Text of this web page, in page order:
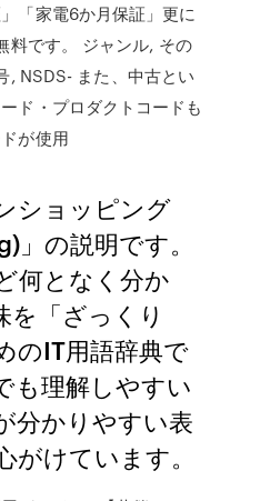
「家電6か月保証」更に
です。 ジャンル, その
, NSDS- また、中古とい
ド・プロダクトコードも
が使用
ショッピング
の説明です。
何となく分か
を「ざっくり
のIT用語辞典で
も理解しやすい
分かりやすい表
がけています。